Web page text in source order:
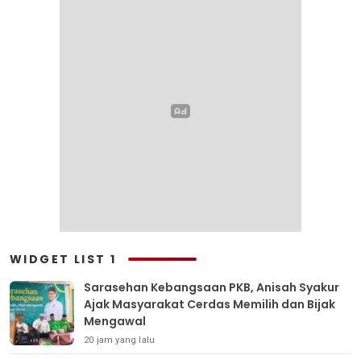
WIDGET LIST 1
Sarasehan Kebangsaan PKB, Anisah Syakur
Ajak Masyarakat Cerdas Memilih dan Bijak
Mengawal
20 jam yang lalu